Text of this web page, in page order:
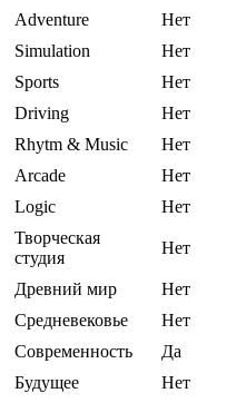
Adventure
Нет
Simulation
Нет
Sports
Нет
Driving
Нет
Rhytm & Music
Нет
Arcade
Нет
Logic
Нет
Творческая
студия
Нет
Древний мир
Нет
Средневековье
Нет
Современность
Да
Будущее
Нет